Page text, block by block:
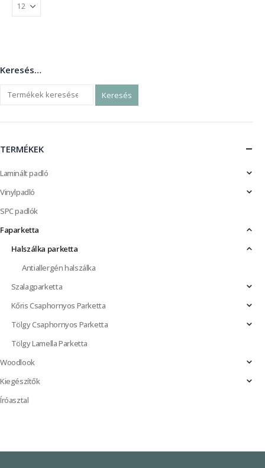
Keresés…
Keresés
TERMÉKEK
Laminált padló
Vinylpadló
SPC padlók
Faparketta
Halszálka parketta
Antiallergén halszálka
Szalagparketta
Kőris Csaphornyos Parketta
Tölgy Csaphornyos Parketta
Tölgy Lamella Parketta
Woodlook
Kiegészítők
Íróasztal